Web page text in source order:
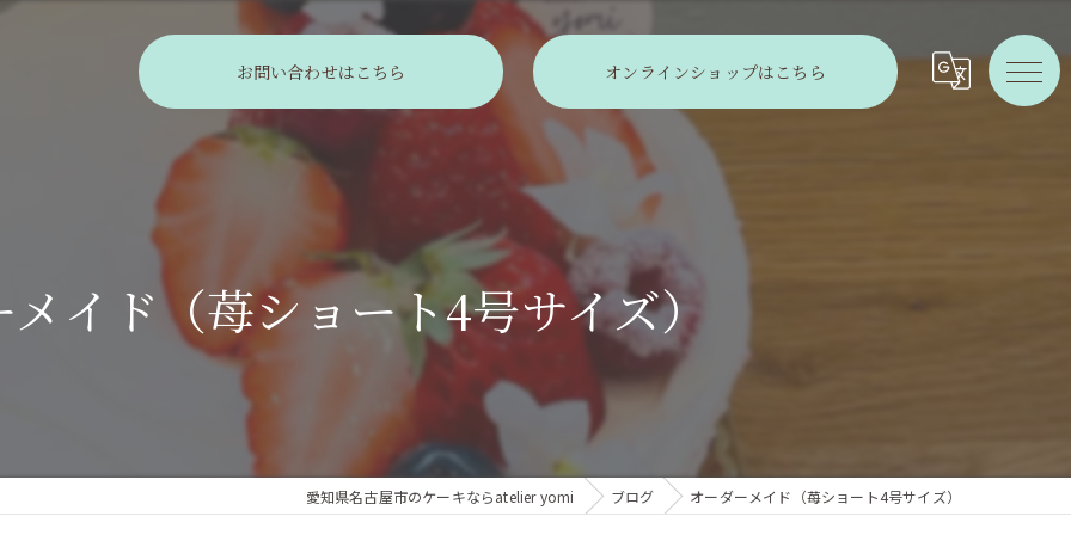
お問い合わせはこちら オンラインショップはこちら
イド（苺ショート4号サイズ）
愛知県名古屋市のケーキならatelier yomi ブログ オーダーメイド（苺ショート4号サイズ）